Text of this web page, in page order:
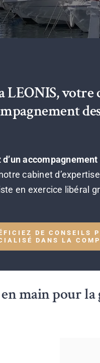
LEONIS, votre
cabinet
en exercice libéral
DE CONSEILS
DANS LA
main pour